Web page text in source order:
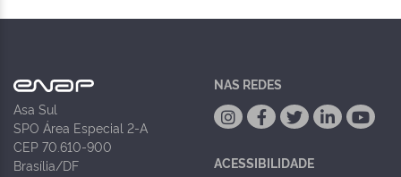
Asa Sul
SPO Área Especial 2-A
CEP 70.610-900
Brasília/DF
NAS REDES
ACESSIBILIDADE